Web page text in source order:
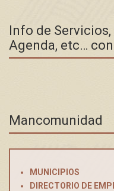
Info de
Agenda, etc…
Mancomunidad
MUNICIPIOS
DIRECTORIO DE